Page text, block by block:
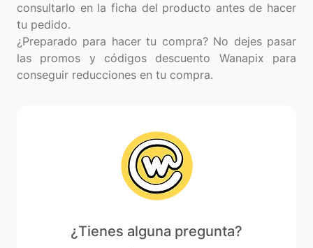
consultarlo en la ficha del producto antes de hacer
tu pedido.
¿Preparado para hacer tu compra? No dejes pasar
las promos y códigos descuento Wanapix para
¿Tienes alguna pregunta?